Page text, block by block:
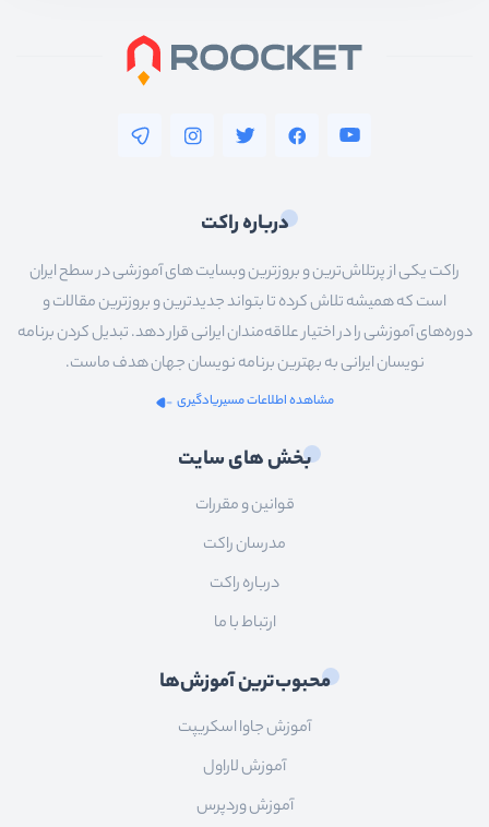
درباره راکت
راکت یکی از پرتلاش‌ترین و بروزترین وبسایت های آموزشی در سطح ایران
است که همیشه تلاش کرده تا بتواند جدیدترین و بروزترین مقالات و
دوره‌های آموزشی را در اختیار علاقه‌مندان ایرانی قرار دهد. تبدیل کردن برنامه
نویسان ایرانی به بهترین برنامه نویسان جهان هدف ماست.
مشاهده اطلاعات مسیریادگیری
بخش های سایت
قوانین و مقررات
مدرسان راکت
درباره راکت
ارتباط با ما
محبوب‌ترین آموزش‌ها
آموزش جاوا اسکریپت
آموزش لاراول
آموزش وردپرس